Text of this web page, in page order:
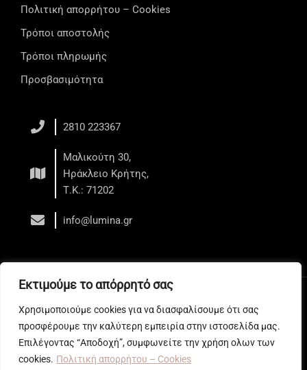
Εκτιμούμε το απόρρητό σας
Χρησιμοποιούμε cookies για να διασφαλίσουμε ότι σας
προσφέρουμε την καλύτερη εμπειρία στην ιστοσελίδα μας.
Επιλέγοντας “Αποδοχή”, συμφωνείτε την χρήση ολων των
cookies. Πολιτική απορρήτου – Cookies
Πολιτική απορρήτου – Cookies
Τρόποι αποστολής
Τρόποι πληρωμής
Προσβασιμότητα
2810 223367
Μαλικούτη 30,
Ηράκλειο Κρήτης,
Τ.Κ.: 71202
info@lumina.gr
Web development by All Web Keys